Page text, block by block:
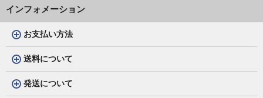
インフォメーション
お支払い方法
送料について
発送について